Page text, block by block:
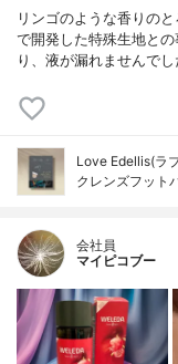
リンゴのような香りの
で開発した特殊生地と
り、液が漏れませんで
Love Edellis(ラ
クレンズフット
会社員
マイピコブー